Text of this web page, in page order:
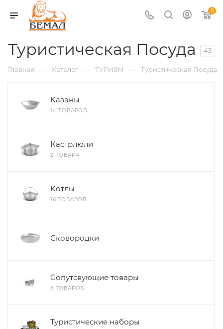
0
Туристическая Посуда 43
Главная — Каталог — ТУРИЗМ — Туристическая Посуда
Казаны
14 ТОВАРОВ
Кастрлюли
2 ТОВАРА
Котлы
16 ТОВАРОВ
Сковородки
Сопутсвующие товары
8 ТОВАРОВ
Туристические наборы